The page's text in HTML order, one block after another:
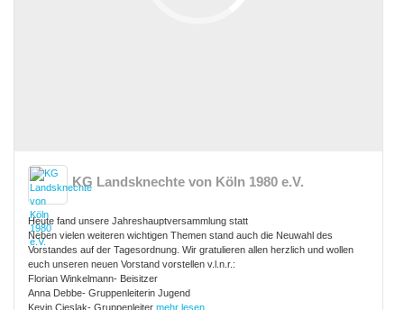
KG Landsknechte von Köln 1980 e.V.
Heute fand unsere Jahreshauptversammlung statt
Neben vielen weiteren wichtigen Themen stand auch die Neuwahl des
Vorstandes auf der Tagesordnung. Wir gratulieren allen herzlich und wollen
euch unseren neuen Vorstand vorstellen v.l.n.r.:
Florian Winkelmann- Beisitzer
Anna Debbe- Gruppenleiterin Jugend
Kevin Cieslak- Gruppenleiter mehr lesen